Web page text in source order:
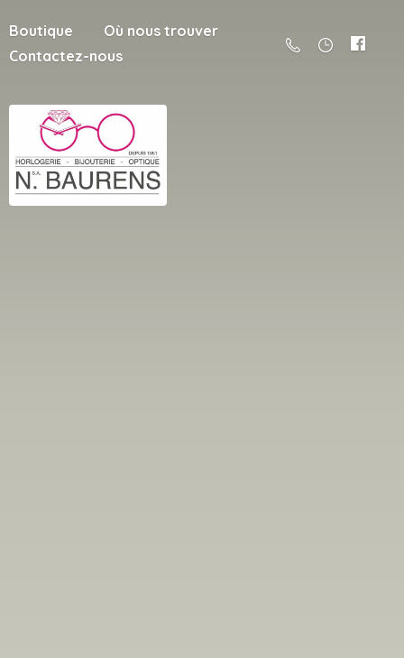
Boutique
Où nous trouver
Contactez-nous